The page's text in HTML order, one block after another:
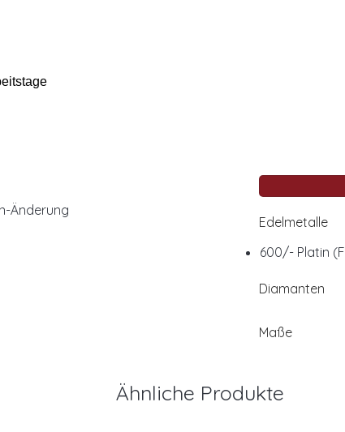
Änderung
Edelmetalle
600/- Platin
Diamanten
Maße
Ähnliche Produkte